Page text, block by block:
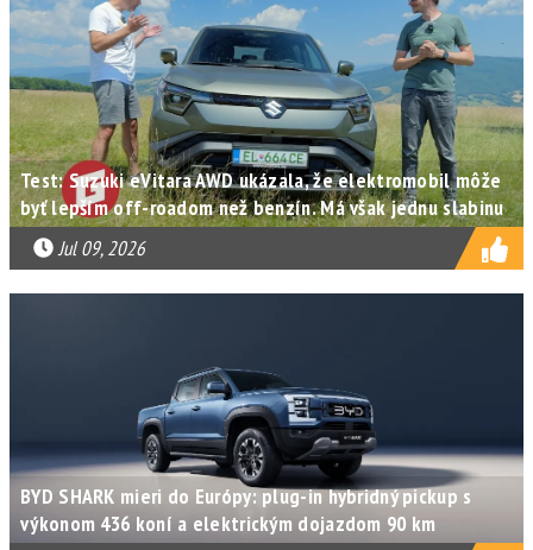
Test: Suzuki eVitara AWD ukázala, že elektromobil môže
byť lepším off-roadom než benzín. Má však jednu slabinu
Jul 09, 2026
BYD SHARK mieri do Európy: plug-in hybridný pickup s
výkonom 436 koní a elektrickým dojazdom 90 km